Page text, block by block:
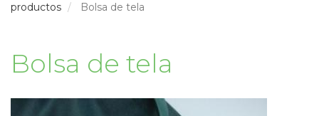
productos Bolsa de tela
Bolsa de tela